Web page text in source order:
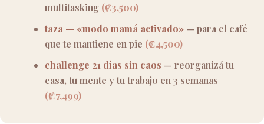
multitasking (₡3,500)
taza — «modo mamá activado» — para el café
que te mantiene en pie (₡4,500)
challenge 21 días sin caos — reorganizá tu
casa, tu mente y tu trabajo en 3 semanas
(₡7,499)